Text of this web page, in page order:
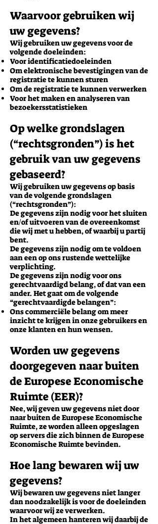
Waarvoor gebruiken wij
uw gegevens?
Wij gebruiken uw gegevens voor de
volgende doeleinden:
Voor identificatiedoeleinden
Om elektronische bevestigingen van de
registratie te kunnen sturen
Om de registratie te kunnen verwerken
Voor het maken en analyseren van
bezoekersstatistieken
Op welke grondslagen
(“rechtsgronden”) is het
gebruik van uw gegevens
gebaseerd?
Wij gebruiken uw gegevens op basis
van de volgende grondslagen
(“rechtsgronden”):
De gegevens zijn nodig voor het sluiten
en/of uitvoeren van de overeenkomst
die wij met u hebben, of waarbij u partij
bent.
De gegevens zijn nodig om te voldoen
aan een op ons rustende wettelijke
verplichting.
De gegevens zijn nodig voor ons
gerechtvaardigd belang, of dat van een
ander. Het gaat om de volgende
“gerechtvaardigde belangen”:
Ons commerciële belang om meer
inzicht te krijgen in onze gebruikers en
onze klanten en hun wensen.
Worden uw gegevens
doorgegeven naar buiten
de Europese Economische
Ruimte (EER)?
Nee, wij geven uw gegevens niet door
naar buiten de Europese Economische
Ruimte, ze worden alleen opgeslagen
op servers die zich binnen de Europese
Economische Ruimte bevinden.
Hoe lang bewaren wij uw
gegevens?
Wij bewaren uw gegevens niet langer
dan noodzakelijk is voor de doeleinden
waarvoor wij ze verwerken.
In het algemeen hanteren wij daarbij de